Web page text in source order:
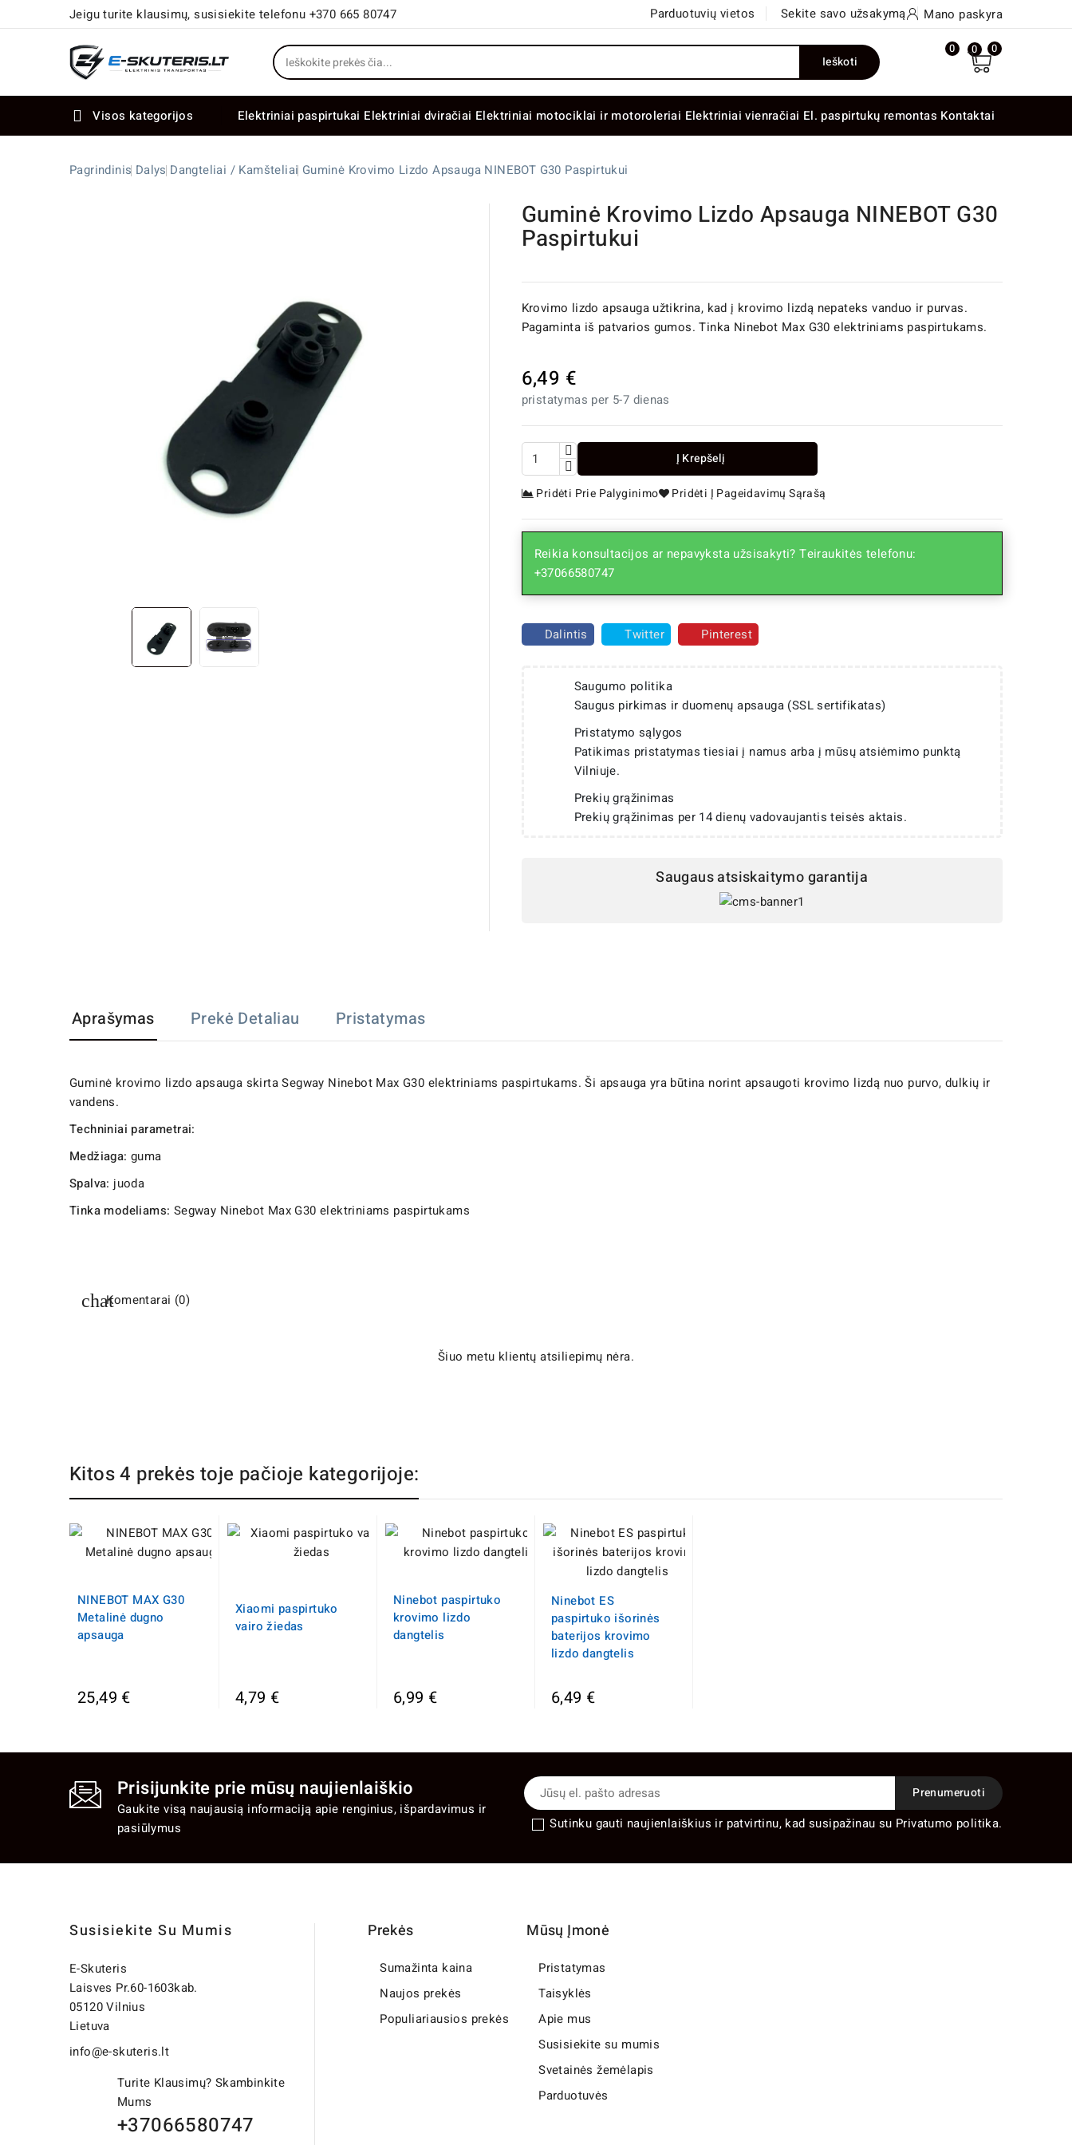
Jeigu turite klausimų, susisiekite telefonu +370 665 80747 Parduotuvių vietos Sekite savo užsakymą Mano paskyra
Ieškoti
0 0 0
 Visos kategorijos Elektriniai paspirtukai Elektriniai dviračiai Elektriniai motociklai ir motoroleriai Elektriniai vienračiai El. paspirtukų remontas Kontaktai
Pagrindinis Dalys Dangteliai / Kamšteliai Guminė Krovimo Lizdo Apsauga NINEBOT G30 Paspirtukui
Guminė Krovimo Lizdo Apsauga NINEBOT G30
Paspirtukui
Krovimo lizdo apsauga užtikrina, kad į krovimo lizdą nepateks vanduo ir purvas.
Pagaminta iš patvarios gumos. Tinka Ninebot Max G30 elektriniams paspirtukams.
6,49 €
pristatymas per 5-7 dienas
Į Krepšelį
Pridėti Prie Palyginimo Pridėti Į Pageidavimų Sąrašą
Reikia konsultacijos ar nepavyksta užsisakyti? Teiraukitės telefonu:
+37066580747
Dalintis Twitter Pinterest
Saugumo politika
Saugus pirkimas ir duomenų apsauga (SSL sertifikatas)
Pristatymo sąlygos
Patikimas pristatymas tiesiai į namus arba į mūsų atsiėmimo punktą
Vilniuje.
Prekių grąžinimas
Prekių grąžinimas per 14 dienų vadovaujantis teisės aktais.
Saugaus atsiskaitymo garantija
Aprašymas Prekė Detaliau Pristatymas
Guminė krovimo lizdo apsauga skirta Segway Ninebot Max G30 elektriniams paspirtukams. Ši apsauga yra būtina norint apsaugoti krovimo lizdą nuo purvo, dulkių ir
vandens.
Techniniai parametrai:
Medžiaga: guma
Spalva: juoda
Tinka modeliams: Segway Ninebot Max G30 elektriniams paspirtukams
Komentarai (0)
Šiuo metu klientų atsiliepimų nėra.
Kitos 4 prekės toje pačioje kategorijoje:
NINEBOT MAX G30
Metalinė dugno
apsauga
25,49 €
Xiaomi paspirtuko
vairo žiedas
4,79 €
Ninebot paspirtuko
krovimo lizdo
dangtelis
6,99 €
Ninebot ES
paspirtuko išorinės
baterijos krovimo
lizdo dangtelis
6,49 €
Prisijunkite prie mūsų naujienlaiškio
Gaukite visą naujausią informaciją apie renginius, išpardavimus ir
pasiūlymus
Sutinku gauti naujienlaiškius ir patvirtinu, kad susipažinau su Privatumo politika.
Susisiekite Su Mumis
E-Skuteris
Laisves Pr.60-1603kab.
05120 Vilnius
Lietuva
info@e-skuteris.lt
Turite Klausimų? Skambinkite
Mums
+37066580747
Prekės
Sumažinta kaina
Naujos prekės
Populiariausios prekės
Mūsų Įmonė
Pristatymas
Taisyklės
Apie mus
Susisiekite su mumis
Svetainės žemėlapis
Parduotuvės